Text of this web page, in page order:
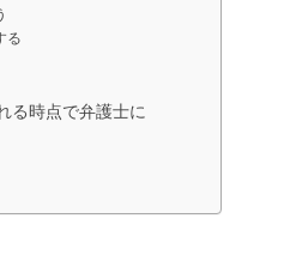
る
る時点で弁護士に